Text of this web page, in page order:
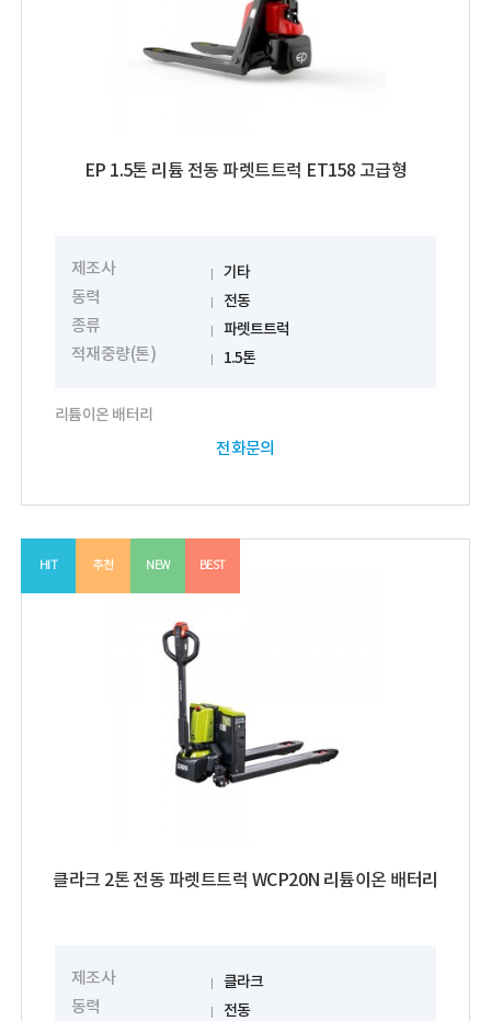
EP 1.5톤 리튬 전동 파렛트트럭 ET158 고급형
제조사
기타
동력
전동
종류
파렛트트럭
적재중량(톤)
1.5톤
리튬이온 배터리
전화문의
클라크 2톤 전동 파렛트트럭 WCP20N 리튬이온 배터리
제조사
클라크
동력
전동
HIT 추천 NEW BEST